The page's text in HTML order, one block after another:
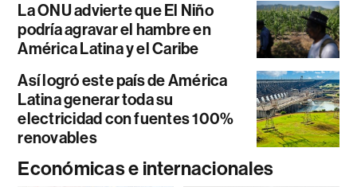
La ONU advierte que El Niño
podría agravar el hambre en
América Latina y el Caribe
Así logró este país de América
Latina generar toda su
electricidad con fuentes 100%
renovables
Económicas e internacionales